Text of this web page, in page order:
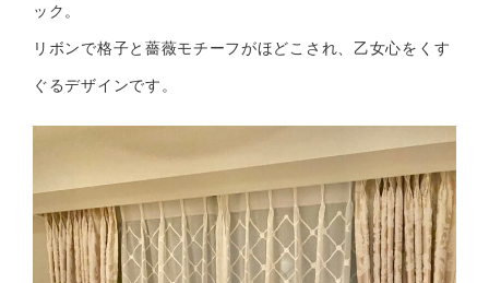
ック。
リボンで格子と薔薇モチーフがほどこされ、乙女心をくす
ぐるデザインです。